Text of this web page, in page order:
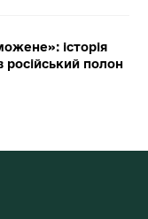
історія
полон